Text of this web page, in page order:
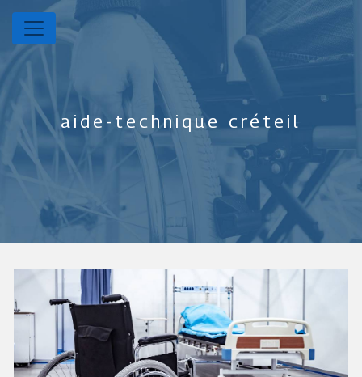
Panneau de gestion des cookies
aide-technique créteil